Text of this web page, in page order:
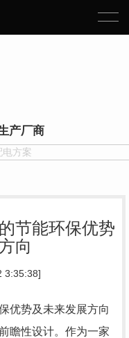
产厂商
电方案
节能环保优势
向
3:35:38]
优势及未来发展方向
瞻性设计。作为一家